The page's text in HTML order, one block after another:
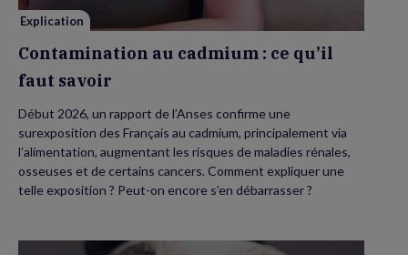
Explication
Contamination au cadmium : ce qu’il
faut savoir
Début 2026, un rapport de l’Anses confirme une
surexposition des Français au cadmium, principalement via
l’alimentation, augmentant les risques de maladies rénales,
osseuses et de certains cancers. Comment expliquer une
telle exposition ? Peut-on encore s’en débarrasser ?